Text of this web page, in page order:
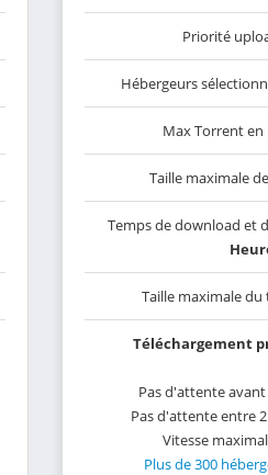
Priorité
Hébergeurs
Max Torrent en
Taille maximale
Temps de download et
Taille maximale
Téléchargement
Pas d'attente
Pas d'attente entre
Vitesse
Plus de 300